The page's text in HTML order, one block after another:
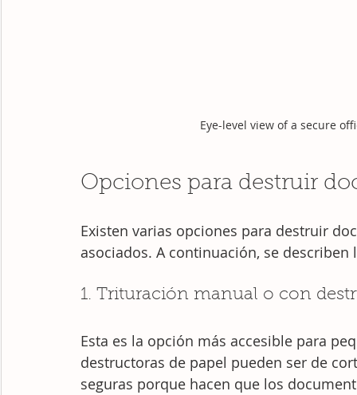
Eye-level view of a secure
Opciones para destruir
Existen varias opciones para destruir
asociados. A continuación, se describen
1. Trituración manual o con
Esta es la opción más accesible para
destructoras de papel pueden ser de
seguras porque hacen que los